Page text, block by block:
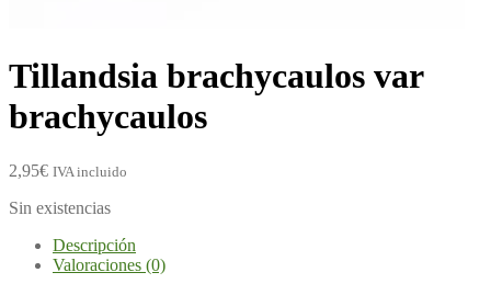
Tillandsia brachycaulos var
brachycaulos
2,95€ IVA incluido
Sin existencias
Descripción
Valoraciones (0)